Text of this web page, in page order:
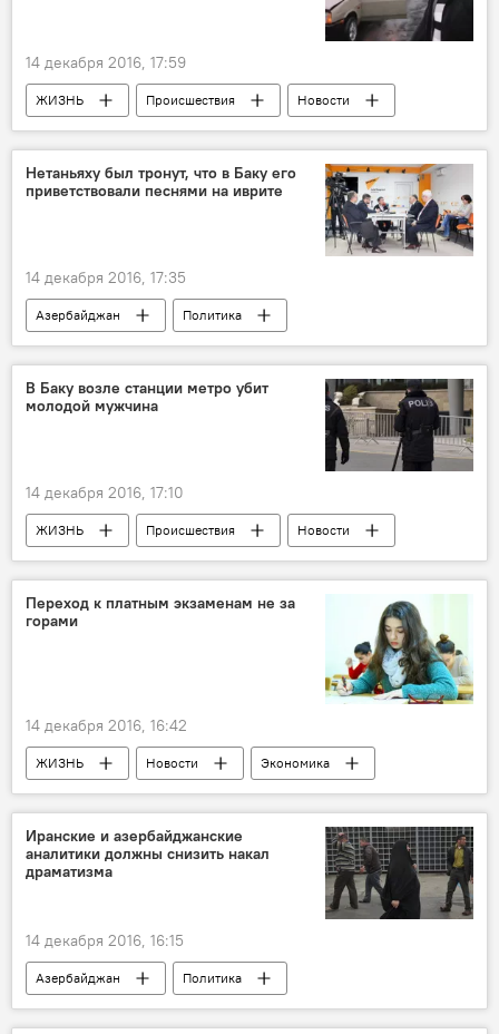
Забой
14 декабря 2016, 17:59
ЖИЗНЬ Происшествия
Новости
Гах
Управление полиции Гахского района
Штрафы
Протест
Решение суда
Инвалид
Сжег автомобиль
Нетаньяху был тронут, что в Баку его
приветствовали песнями на иврите
14 декабря 2016, 17:35
Азербайджан
Политика
АНАЛИТИКА
Новости
Баку
Ильгар Велизаде
Павел Клачков
Арзу Нагиев
В Баку возле станции метро убит
молодой мужчина
14 декабря 2016, 17:10
ЖИЗНЬ Происшествия
Новости
Баку
Убийство
Переход к платным экзаменам не за
горами
14 декабря 2016, 16:42
ЖИЗНЬ Новости
Экономика
Малейка Аббасзаде
Государственный экзаменационный центр
Платные экзамены
Тарифный совет
Иранские и азербайджанские
аналитики должны снизить накал
драматизма
14 декабря 2016, 16:15
Азербайджан
Политика
АНАЛИТИКА
Новости